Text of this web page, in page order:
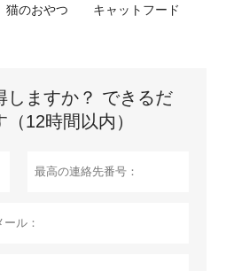
猫のおやつ キャットフード
しますか？ できるだ
12時間以内）